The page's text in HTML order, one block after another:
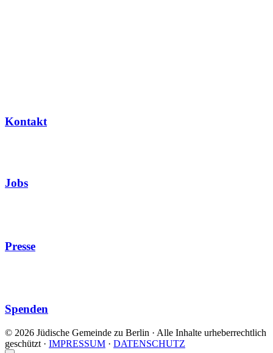
Kontakt
Jobs
Presse
Spenden
© 2026 Jüdische Gemeinde zu Berlin · Alle Inhalte urheberrechtlich
geschützt · IMPRESSUM · DATENSCHUTZ